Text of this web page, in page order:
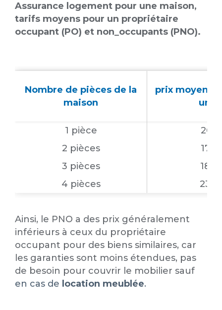
Assurance logement pour une maison,
tarifs moyens pour un propriétaire
occupant (PO) et non_occupants (PNO).
Nombre de pièces de la
maison
prix moyen
un
1 pièce
201
2 pièces
178
3 pièces
188
4 pièces
230
Ainsi, le PNO a des prix généralement
inférieurs à ceux du propriétaire
occupant pour des biens similaires, car
les garanties sont moins étendues, pas
de besoin pour couvrir le mobilier sauf
en cas de location meublée.